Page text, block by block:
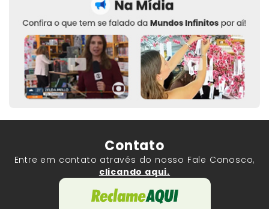
Contato
Entre em contato através do nosso Fale Conosco,
clicando aqui.